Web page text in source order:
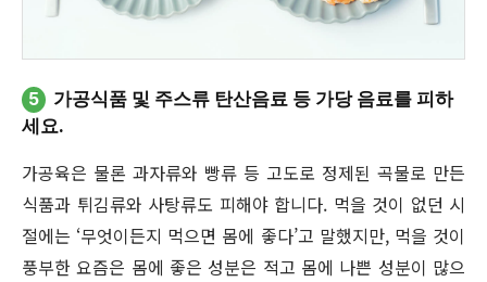
5
가공식품 및 주스류 탄산음료 등 가당 음료를 피하
세요.
가공육은 물론 과자류와 빵류 등 고도로 정제된 곡물로 만든
식품과 튀김류와 사탕류도 피해야 합니다. 먹을 것이 없던 시
절에는 ‘무엇이든지 먹으면 몸에 좋다’고 말했지만, 먹을 것이
풍부한 요즘은 몸에 좋은 성분은 적고 몸에 나쁜 성분이 많으